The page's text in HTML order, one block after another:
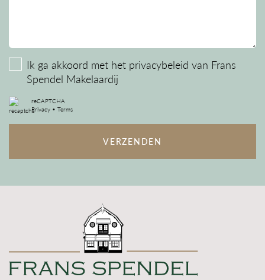
DIRECT
Ik ga akkoord met het privacybeleid van Frans
Spendel Makelaardij
reCAPTCHA
Privacy • Terms
VERZENDEN